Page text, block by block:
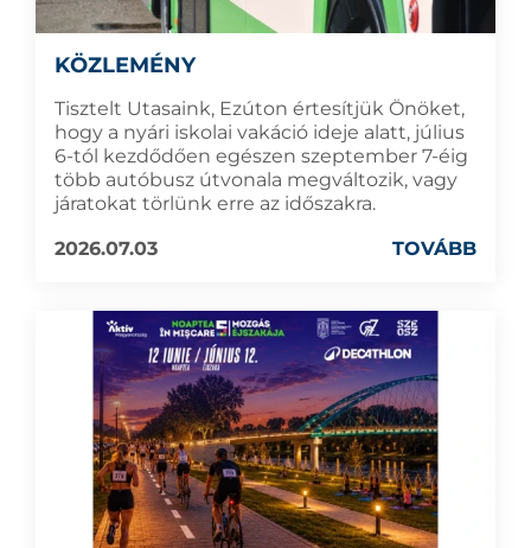
KÖZLEMÉNY
Tisztelt Utasaink, Ezúton értesítjük Önöket,
hogy a nyári iskolai vakáció ideje alatt, július
6-tól kezdődően egészen szeptember 7-éig
több autóbusz útvonala megváltozik, vagy
járatokat törlünk erre az időszakra.
2026.07.03
TOVÁBB